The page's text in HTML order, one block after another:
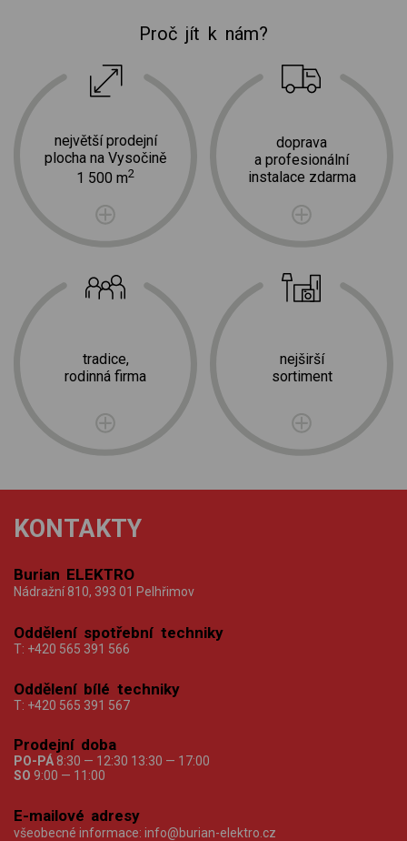
Proč jít k nám?
největší prodejní
plocha na Vysočině
1 500 m2
tradice,
rodinná firma
doprava
a profesionální
instalace zdarma
nejširší
sortiment
KONTAKTY
Burian ELEKTRO
Nádražní 810, 393 01 Pelhřimov
Oddělení spotřební techniky
T: +420 565 391 566
Oddělení bílé techniky
T: +420 565 391 567
Prodejní doba
PO-PÁ 8:30 — 12:30 13:30 — 17:00
SO 9:00 — 11:00
E-mailové adresy
všeobecné informace: info@burian-elektro.cz